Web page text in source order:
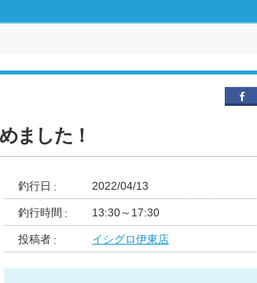
ました！
釣行日 2022/04/13
釣行時間 13:30～17:30
投稿者 イシグロ伊東店